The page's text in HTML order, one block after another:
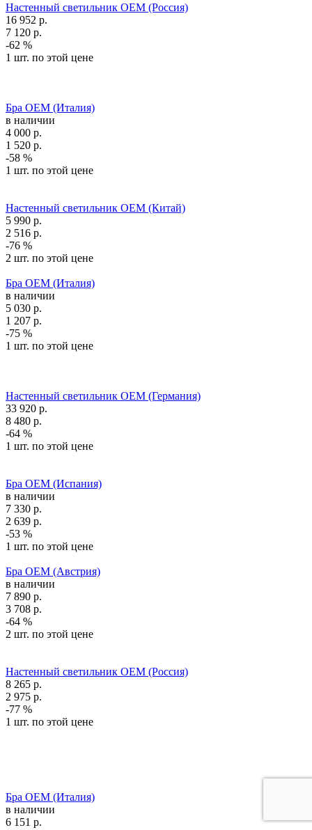
Настенный светильник OEM (Россия)
16 952 р.
7 120 р.
-62 %
1 шт. по этой цене
Бра OEM (Италия)
в наличии
4 000 р.
1 520 р.
-58 %
1 шт. по этой цене
Настенный светильник OEM (Китай)
5 990 р.
2 516 р.
-76 %
2 шт. по этой цене
Бра OEM (Италия)
в наличии
5 030 р.
1 207 р.
-75 %
1 шт. по этой цене
Настенный светильник OEM (Германия)
33 920 р.
8 480 р.
-64 %
1 шт. по этой цене
Бра OEM (Испания)
в наличии
7 330 р.
2 639 р.
-53 %
1 шт. по этой цене
Бра OEM (Австрия)
в наличии
7 890 р.
3 708 р.
-64 %
2 шт. по этой цене
Настенный светильник OEM (Россия)
8 265 р.
2 975 р.
-77 %
1 шт. по этой цене
Бра OEM (Италия)
в наличии
6 151 р.